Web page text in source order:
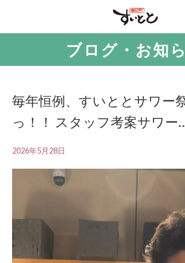
ブログ・お知
毎年恒例、すいととサワー
っ！！ スタッフ考案サワー
2026年5月28日